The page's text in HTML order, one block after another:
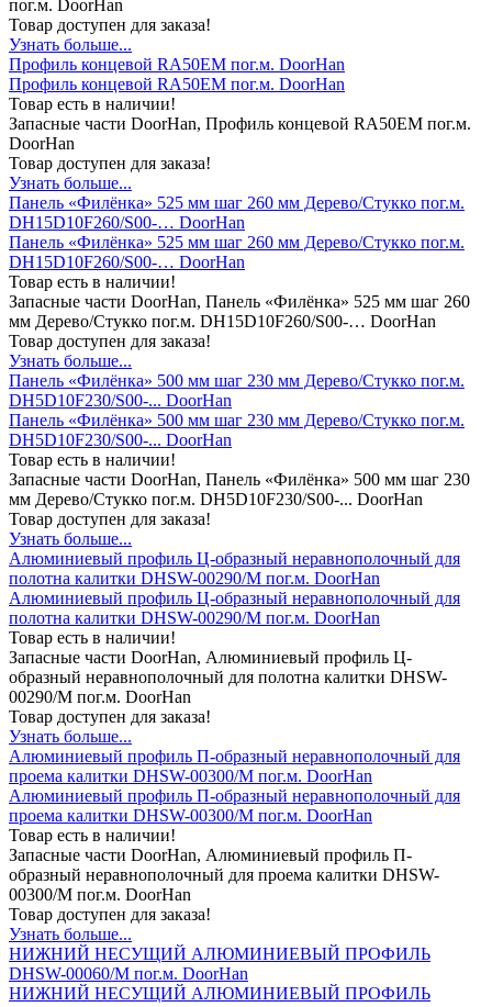
пог.м. DoorHan
Товар доступен для заказа!
Узнать больше...
Профиль концевой RA50EM пог.м. DoorHan
Профиль концевой RA50EM пог.м. DoorHan
Товар есть в наличии!
Запасные части DoorHan, Профиль концевой RA50EM пог.м.
DoorHan
Товар доступен для заказа!
Узнать больше...
Панель «Филёнка» 525 мм шаг 260 мм Дерево/Стукко пог.м.
DH15D10F260/S00-… DoorHan
Панель «Филёнка» 525 мм шаг 260 мм Дерево/Стукко пог.м.
DH15D10F260/S00-… DoorHan
Товар есть в наличии!
Запасные части DoorHan, Панель «Филёнка» 525 мм шаг 260
мм Дерево/Стукко пог.м. DH15D10F260/S00-… DoorHan
Товар доступен для заказа!
Узнать больше...
Панель «Филёнка» 500 мм шаг 230 мм Дерево/Стукко пог.м.
DH5D10F230/S00-... DoorHan
Панель «Филёнка» 500 мм шаг 230 мм Дерево/Стукко пог.м.
DH5D10F230/S00-... DoorHan
Товар есть в наличии!
Запасные части DoorHan, Панель «Филёнка» 500 мм шаг 230
мм Дерево/Стукко пог.м. DH5D10F230/S00-... DoorHan
Товар доступен для заказа!
Узнать больше...
Алюминиевый профиль Ц-образный неравнополочный для
полотна калитки DHSW-00290/M пог.м. DoorHan
Алюминиевый профиль Ц-образный неравнополочный для
полотна калитки DHSW-00290/M пог.м. DoorHan
Товар есть в наличии!
Запасные части DoorHan, Алюминиевый профиль Ц-
образный неравнополочный для полотна калитки DHSW-
00290/M пог.м. DoorHan
Товар доступен для заказа!
Узнать больше...
Алюминиевый профиль П-образный неравнополочный для
проема калитки DHSW-00300/M пог.м. DoorHan
Алюминиевый профиль П-образный неравнополочный для
проема калитки DHSW-00300/M пог.м. DoorHan
Товар есть в наличии!
Запасные части DoorHan, Алюминиевый профиль П-
образный неравнополочный для проема калитки DHSW-
00300/M пог.м. DoorHan
Товар доступен для заказа!
Узнать больше...
НИЖНИЙ НЕСУЩИЙ АЛЮМИНИЕВЫЙ ПРОФИЛЬ
DHSW-00060/M пог.м. DoorHan
НИЖНИЙ НЕСУЩИЙ АЛЮМИНИЕВЫЙ ПРОФИЛЬ